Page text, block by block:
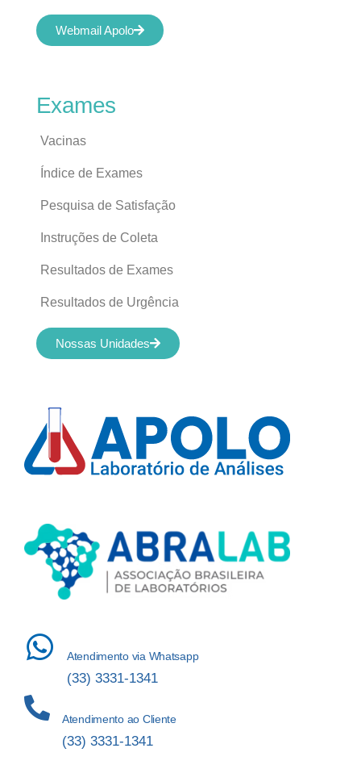
Atendimento via Whatsapp
(33) 3331-1341
Atendimento ao Cliente
(33) 3331-1341
Exames
Vacinas
Índice de Exames
Pesquisa de Satisfação
Instruções de Coleta
Resultados de Exames
Resultados de Urgência
Nossas Unidades
Webmail Apolo